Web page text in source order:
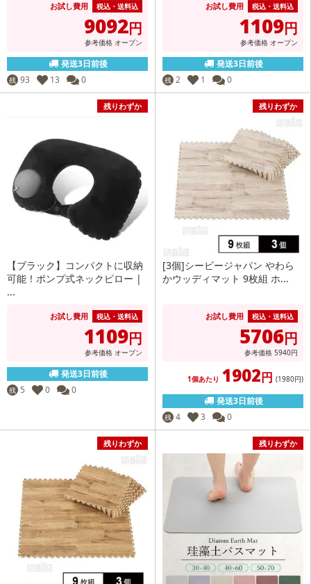
お試し費用 税込・送料込
9092円
参考価格 オープン
発送3日前後
残 93 13 0
お試し費用 税込・送料込
1109円
参考価格 オープン
発送3日前後
残 2 1 0
残りわずか
【ブラック】コンパクトに収納
可能！ポンプ式ネックピロー |
...
お試し費用 税込・送料込
1109円
参考価格 オープン
発送3日前後
残 5 0 0
残りわずか
[3個]シービージャパン やわら
かウッディマット 9枚組 ホ...
お試し費用 税込・送料込
5706円
参考価格 5940円
1個あたり 1902円 (1980円)
発送3日前後
残 4 3 0
残りわずか 残りわずか